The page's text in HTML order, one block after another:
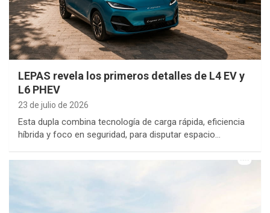
LEPAS revela los primeros detalles de L4 EV y
L6 PHEV
23 de julio de 2026
Esta dupla combina tecnología de carga rápida, eficiencia
híbrida y foco en seguridad, para disputar espacio…